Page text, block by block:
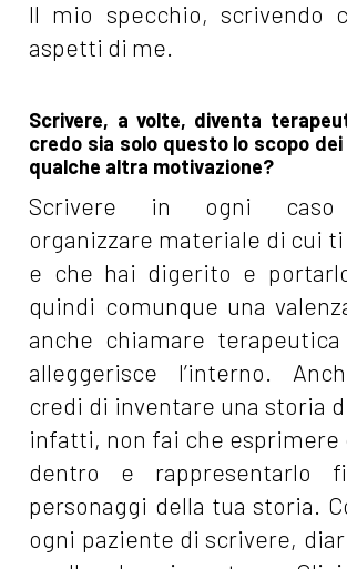
Il mio specchio, scrivendo
aspetti di me.
Scrivere, a volte, diventa
credo sia solo questo lo scopo dei
qualche altra motivazione?
Scrivere in ogni caso
organizzare materiale di cui
e che hai digerito e
quindi comunque una
anche chiamare
alleggerisce l’interno.
credi di inventare una storia
infatti, non fai che esprimere
dentro e rappresentarlo
personaggi della tua storia.
ogni paziente di scrivere,